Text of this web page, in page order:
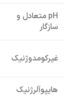
pH متعادل و
سازگار
غیرکومدوژنیک
هایپوآلرژنیک